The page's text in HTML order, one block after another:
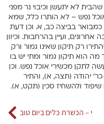
לא יתעשן וכיבוי נר מפני
נפש – לא הותרו כלל, שמא
כמבואר בביצה כב, א. וכן דעת
ועיין בהרחבות. וכיוון
רק תיקון שאינו גמור ורק
מה הוא תיקון גמור ומתי יש בו
לתקן מכשירי אוכל נפש. וכן
יהודה (תצה, א), והתיר
ולהשחיז סכין (תקט, א).
י – הכשרת כלים ביום טוב